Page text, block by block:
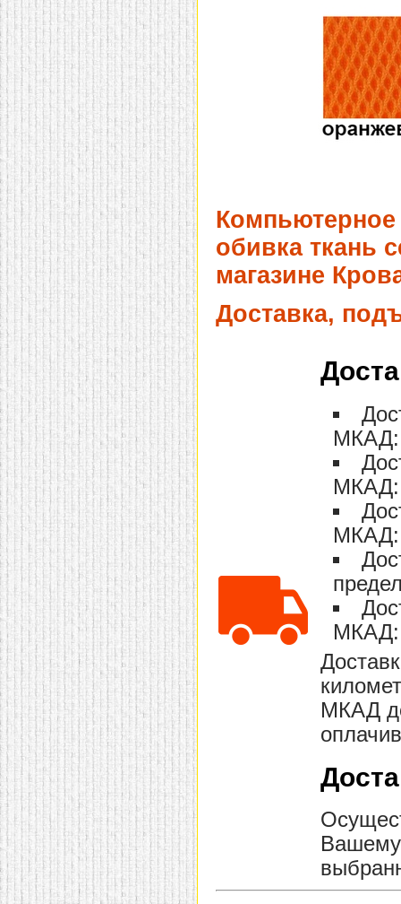
обивка ткань
магазине
Доставка,
МКАД:
МКАД:
МКАД:
МКАД:
МКАД
Вашему